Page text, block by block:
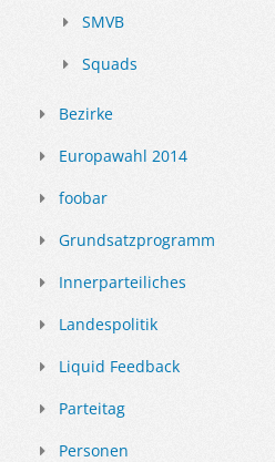
SMVB
Squads
Bezirke
Europawahl 2014
foobar
Grundsatzprogramm
Innerparteiliches
Landespolitik
Liquid Feedback
Parteitag
Personen